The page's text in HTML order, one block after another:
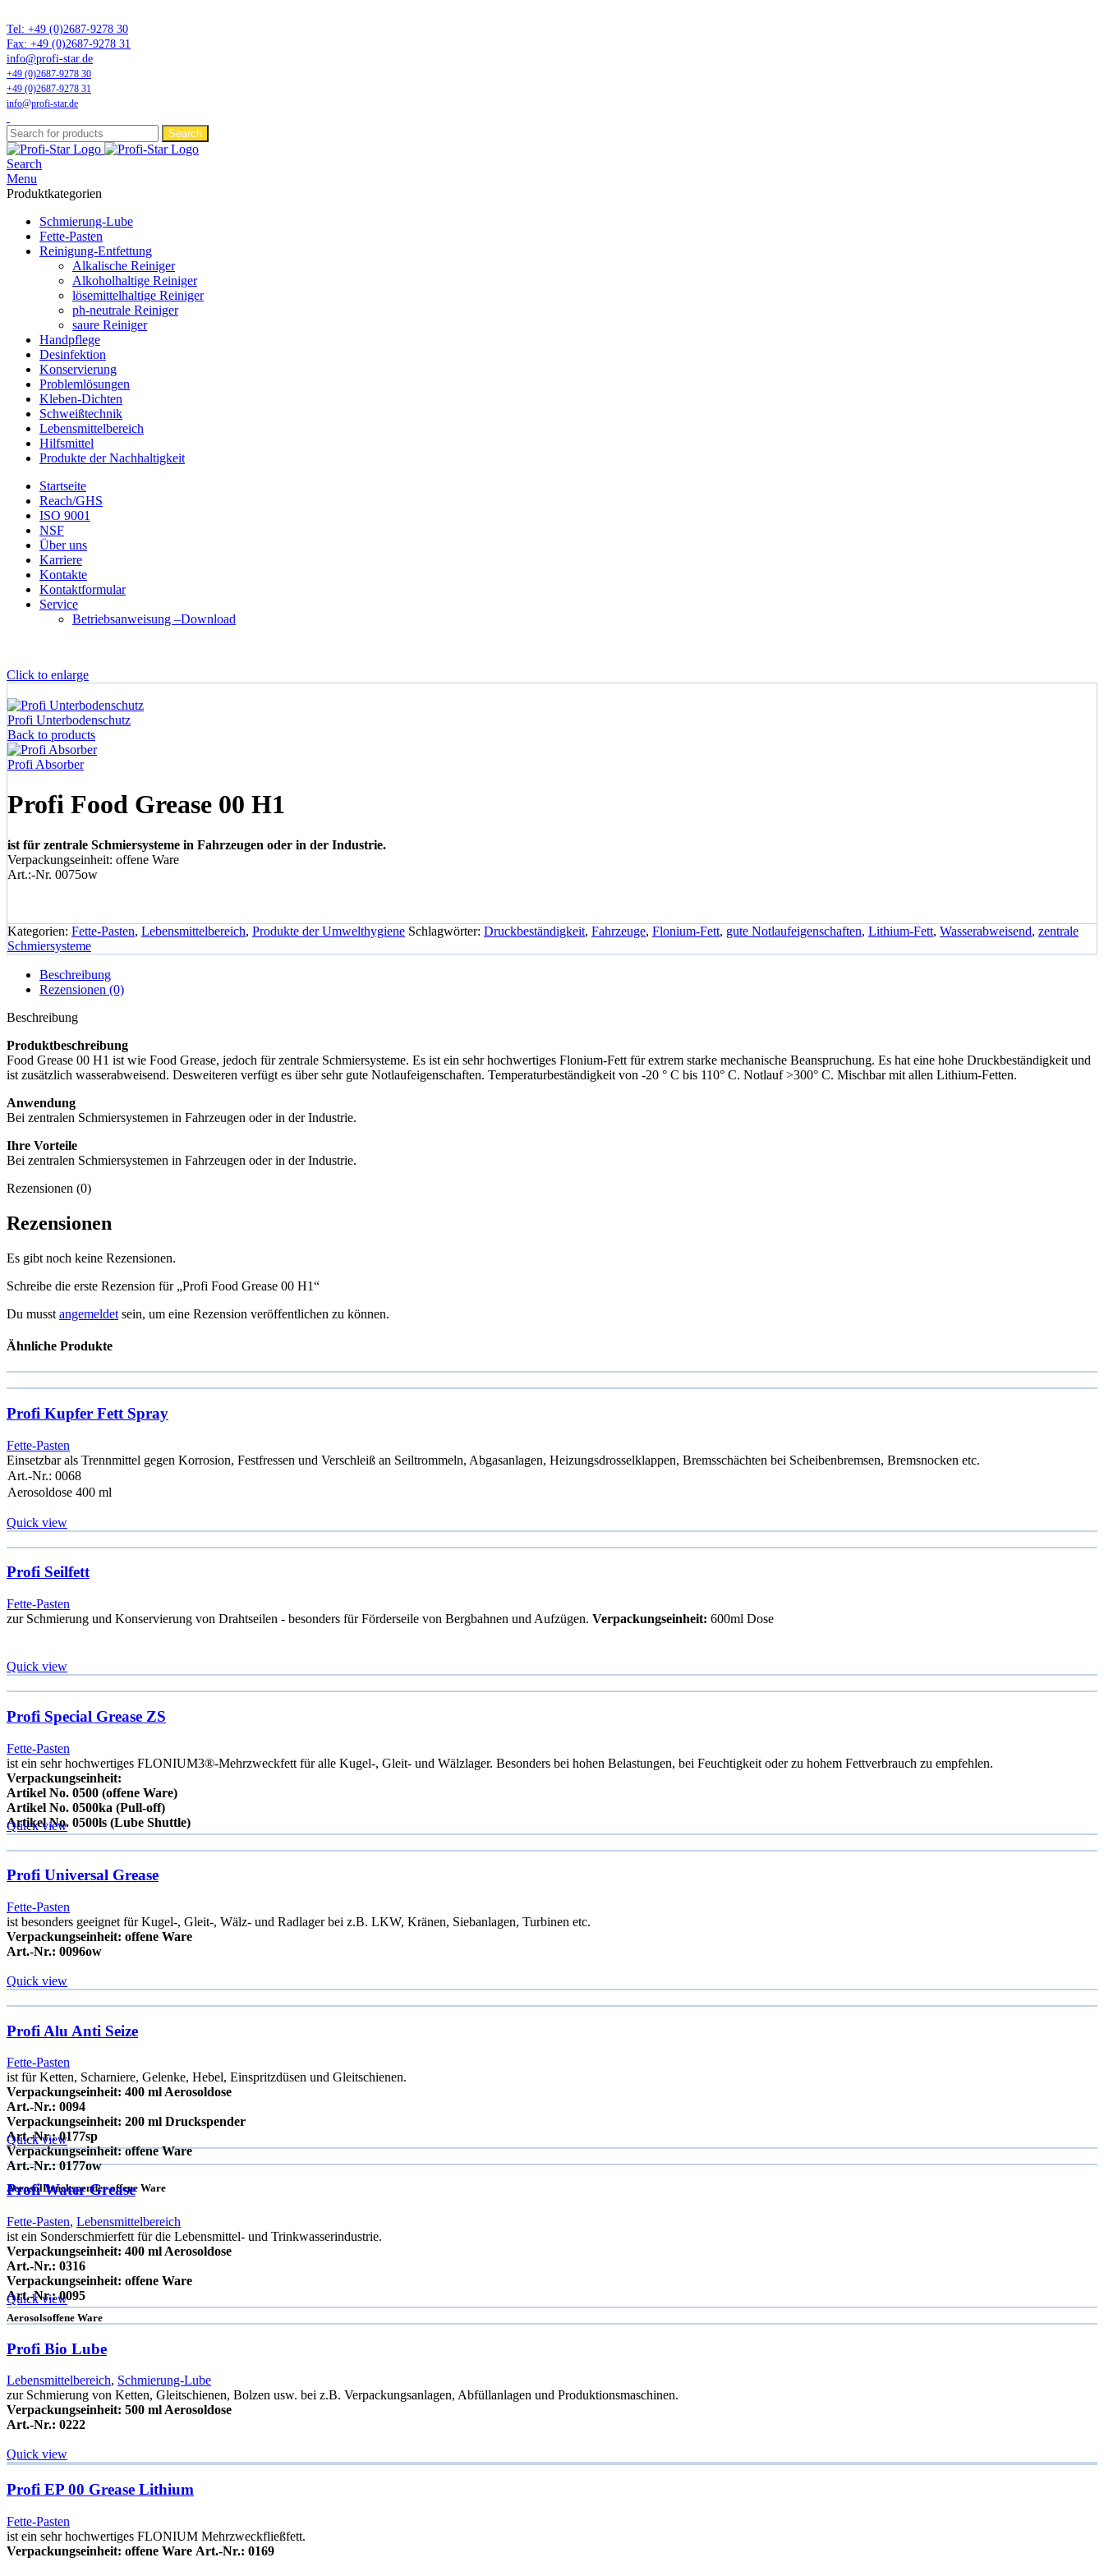
Tel: +49 (0)2687-9278 30
Fax: +49 (0)2687-9278 31
info@profi-star.de
+49 (0)2687-9278 30
+49 (0)2687-9278 31
info@profi-star.de
Search
Search
Menu
Produktkategorien
Schmierung-Lube
Fette-Pasten
Reinigung-Entfettung
Alkalische Reiniger
Alkoholhaltige Reiniger
lösemittelhaltige Reiniger
ph-neutrale Reiniger
saure Reiniger
Handpflege
Desinfektion
Konservierung
Problemlösungen
Kleben-Dichten
Schweißtechnik
Lebensmittelbereich
Hilfsmittel
Produkte der Nachhaltigkeit
Startseite
Reach/GHS
ISO 9001
NSF
Über uns
Karriere
Kontakte
Kontaktformular
Service
Betriebsanweisung –Download
Click to enlarge
Profi Unterbodenschutz
Back to products
Profi Absorber
Profi Food Grease 00 H1
ist für zentrale Schmiersysteme in Fahrzeugen oder in der Industrie.
Verpackungseinheit: offene Ware
Art.:-Nr. 0075ow
Kategorien: Fette-Pasten, Lebensmittelbereich, Produkte der Umwelthygiene Schlagwörter: Druckbeständigkeit, Fahrzeuge, Flonium-Fett, gute Notlaufeigenschaften, Lithium-Fett, Wasserabweisend, zentrale
Schmiersysteme
Beschreibung
Rezensionen (0)
Beschreibung
Produktbeschreibung
Food Grease 00 H1 ist wie Food Grease, jedoch für zentrale Schmiersysteme. Es ist ein sehr hochwertiges Flonium-Fett für extrem starke mechanische Beanspruchung. Es hat eine hohe Druckbeständigkeit und
ist zusätzlich wasserabweisend. Desweiteren verfügt es über sehr gute Notlaufeigenschaften. Temperaturbeständigkeit von -20 ° C bis 110° C. Notlauf >300° C. Mischbar mit allen Lithium-Fetten.
Anwendung
Bei zentralen Schmiersystemen in Fahrzeugen oder in der Industrie.
Ihre Vorteile
Bei zentralen Schmiersystemen in Fahrzeugen oder in der Industrie.
Rezensionen (0)
Rezensionen
Es gibt noch keine Rezensionen.
Schreibe die erste Rezension für „Profi Food Grease 00 H1“
Du musst angemeldet sein, um eine Rezension veröffentlichen zu können.
Ähnliche Produkte
Profi Kupfer Fett Spray
Fette-Pasten
Einsetzbar als Trennmittel gegen Korrosion, Festfressen und Verschleiß an Seiltrommeln, Abgasanlagen, Heizungsdrosselklappen, Bremsschächten bei Scheibenbremsen, Bremsnocken etc.
Art.-Nr.: 0068
Aerosoldose 400 ml
Quick view
Profi Seilfett
Fette-Pasten
zur Schmierung und Konservierung von Drahtseilen - besonders für Förderseile von Bergbahnen und Aufzügen. Verpackungseinheit: 600ml Dose
Quick view
Profi Special Grease ZS
Fette-Pasten
ist ein sehr hochwertiges FLONIUM3®-Mehrzweckfett für alle Kugel-, Gleit- und Wälzlager. Besonders bei hohen Belastungen, bei Feuchtigkeit oder zu hohem Fettverbrauch zu empfehlen.
Verpackungseinheit:
Artikel No. 0500 (offene Ware)
Artikel No. 0500ka (Pull-off)
Artikel No. 0500ls (Lube Shuttle)
Quick view
Profi Universal Grease
Fette-Pasten
ist besonders geeignet für Kugel-, Gleit-, Wälz- und Radlager bei z.B. LKW, Kränen, Siebanlagen, Turbinen etc.
Verpackungseinheit: offene Ware
Art.-Nr.: 0096ow
Quick view
Profi Alu Anti Seize
Fette-Pasten
ist für Ketten, Scharniere, Gelenke, Hebel, Einspritzdüsen und Gleitschienen.
Verpackungseinheit: 400 ml Aerosoldose
Art.-Nr.: 0094
Verpackungseinheit: 200 ml Druckspender
Art.-Nr.: 0177sp
Verpackungseinheit: offene Ware
Art.-Nr.: 0177ow
AerosolDruckspenderoffene Ware
Quick view
Profi Water Grease
Fette-Pasten, Lebensmittelbereich
ist ein Sonderschmierfett für die Lebensmittel- und Trinkwasserindustrie.
Verpackungseinheit: 400 ml Aerosoldose
Art.-Nr.: 0316
Verpackungseinheit: offene Ware
Art.-Nr.: 0095
Aerosolsoffene Ware
Quick view
Profi Bio Lube
Lebensmittelbereich, Schmierung-Lube
zur Schmierung von Ketten, Gleitschienen, Bolzen usw. bei z.B. Verpackungsanlagen, Abfüllanlagen und Produktionsmaschinen.
Verpackungseinheit: 500 ml Aerosoldose
Art.-Nr.: 0222
Quick view
Profi EP 00 Grease Lithium
Fette-Pasten
ist ein sehr hochwertiges FLONIUM Mehrzweckfließfett.
Verpackungseinheit: offene Ware Art.-Nr.: 0169